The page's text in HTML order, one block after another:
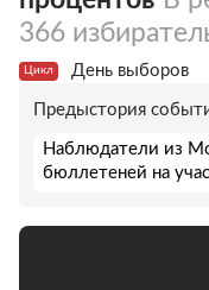
366
Цикл День выборов
Предыстория
Наблюдатели из
бюллетеней на